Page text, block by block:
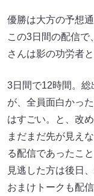
優勝は大方の予想通
この3日間の配信で
さんは影の功労者
3日間で12時間。
が、全員面白かっ
はすごい。と、改
まだまだ先が見え
る配信であったこ
見逃した方は後日
おまけトークも配